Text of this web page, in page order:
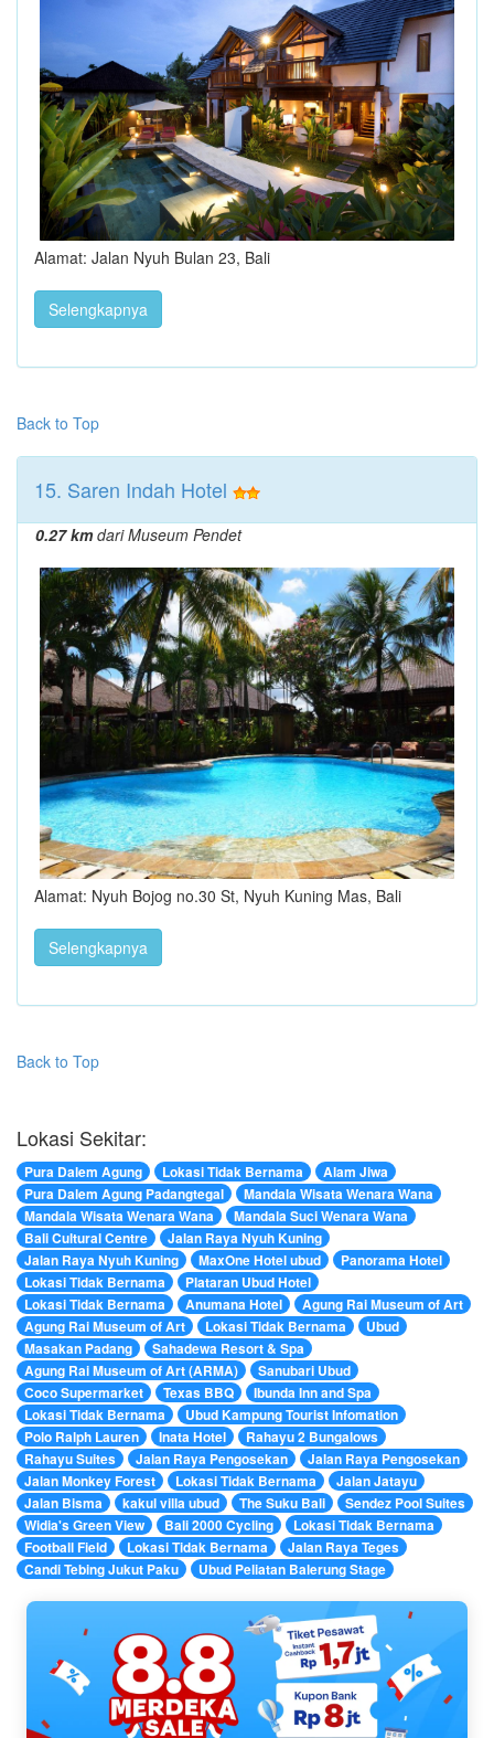
Alamat: Jalan Nyuh Bulan 23, Bali
Selengkapnya
Back to Top
15. Saren Indah Hotel
0.27 kmdari Museum Pendet
Alamat: Nyuh Bojog no.30 St, Nyuh Kuning Mas, Bali
Selengkapnya
Back to Top
Lokasi Sekitar:
Pura Dalem Agung Lokasi Tidak Bernama
Alam Jiwa
Pura Dalem Agung Padangtegal
Mandala Wisata Wenara Wana
Mandala Wisata Wenara Wana
Mandala Suci Wenara Wana
Bali Cultural Centre
Jalan Raya Nyuh Kuning
Jalan Raya Nyuh Kuning
MaxOne Hotel ubud
Panorama Hotel
Lokasi Tidak Bernama
Plataran Ubud Hotel
Lokasi Tidak Bernama
Anumana Hotel
Agung Rai Museum of Art
Agung Rai Museum of Art
Lokasi Tidak Bernama
Ubud
Masakan Padang
Sahadewa Resort & Spa
Agung Rai Museum of Art (ARMA)
Sanubari Ubud
Coco Supermarket
Texas BBQ
Ibunda Inn and Spa
Lokasi Tidak Bernama
Ubud Kampung Tourist Infomation
Polo Ralph Lauren
Inata Hotel
Rahayu 2 Bungalows
Rahayu Suites
Jalan Raya Pengosekan
Jalan Raya Pengosekan
Jalan Monkey Forest
Lokasi Tidak Bernama
Jalan Jatayu
Jalan Bisma
kakul villa ubud The Suku Bali
Sendez Pool Suites
Widia's Green View
Bali 2000 Cycling
Lokasi Tidak Bernama
Football Field
Lokasi Tidak Bernama
Jalan Raya Teges
Candi Tebing Jukut Paku
Ubud Peliatan Balerung Stage